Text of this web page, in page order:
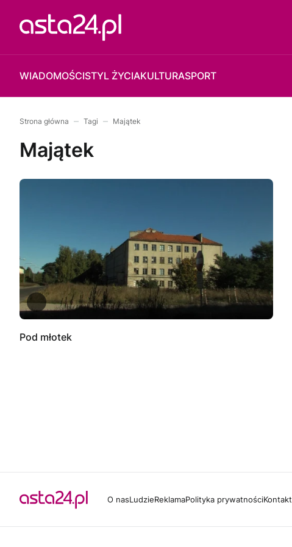
WIADOMOŚCISTYL ŻYCIAKULTURASPORT
Strona główna Tagi Majątek
Majątek
Pod młotek
O nasLudzieReklamaPolityka prywatnościKontakt